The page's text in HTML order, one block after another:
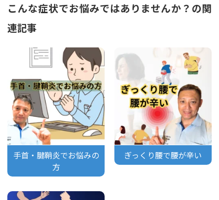
こんな症状でお悩みではありませんか？の関
連記事
手首・腱鞘炎でお悩みの
方
ぎっくり腰で腰が辛い